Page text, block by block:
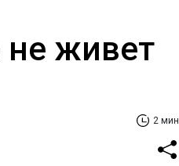
живет
2 мин